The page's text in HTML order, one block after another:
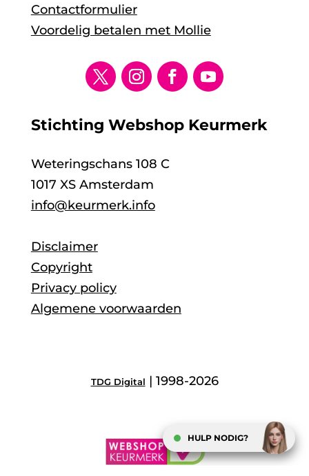
Contactformulier
Voordelig betalen met Mollie
Stichting Webshop Keurmerk
Weteringschans 108 C
1017 XS Amsterdam
info@keurmerk.info
Disclaimer
Copyright
Privacy policy
Algemene voorwaarden
TDG Digital | 1998-2026
HULP NODIG?